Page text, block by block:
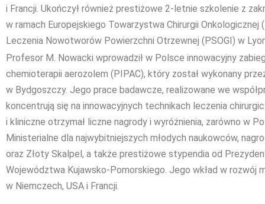
i Francji. Ukończył również prestiżowe 2-letnie szkolenie z
w ramach Europejskiego Towarzystwa Chirurgii
Leczenia Nowotworów Powierzchni Otrzewnej (PSOGI) w
Profesor M. Nowacki wprowadził w Polsce innowacyjny
chemioterapii aerozolem (PIPAC), który został wykonany
w Bydgoszczy. Jego prace badawcze, realizowane we
koncentrują się na innowacyjnych technikach leczenia
i kliniczne otrzymał liczne nagrody i wyróżnienia, zarówno w
Ministerialne dla najwybitniejszych młodych naukowców,
oraz Złoty Skalpel, a także prestiżowe stypendia od
Województwa Kujawsko-Pomorskiego. Jego wkład w rozwój
w Niemczech, USA i Francji.